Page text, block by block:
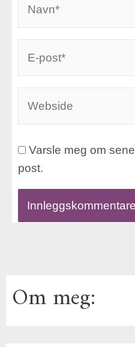
post*
Varsle meg om
post.
Om meg: